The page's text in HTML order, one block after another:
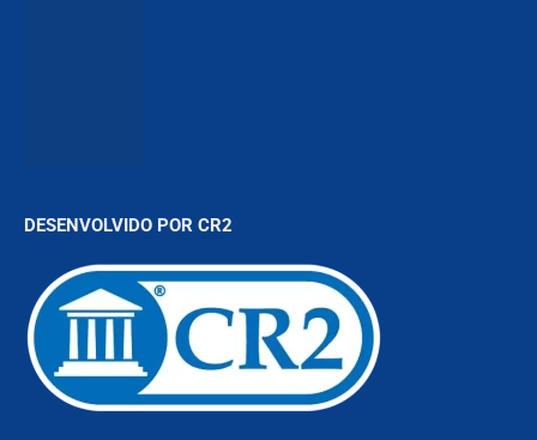
DESENVOLVIDO POR CR2